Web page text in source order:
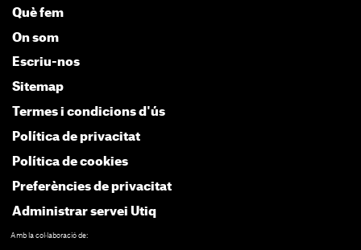
Què fem
On som
Escriu-nos
Sitemap
Termes i condicions d'ús
Política de privacitat
Política de cookies
Preferències de privacitat
Administrar servei Utiq
Amb la col·laboració de: